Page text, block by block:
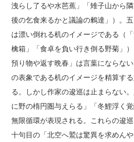
洩らし了るや水芭蕉」「雉子山から
後の乞食来るかと議論の鶫達」）。
は漂い倒れる机のイメージである（
檎箱」「食卓を負い行き倒る野菊」
預り物や返す晩春」は言葉にならな
の表象である机のイメージを精算す
る。しかし作家の逡巡は止まらない
に野の楕円圏与えらる」「冬鯉浮く
無限循環が表現される。これらの逡
十句目の「北空へ鷲は驚異を求めん